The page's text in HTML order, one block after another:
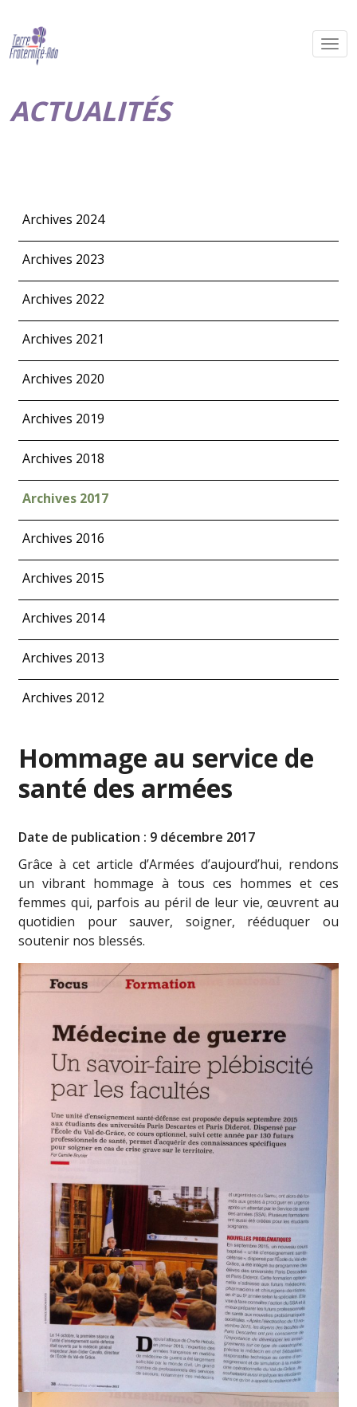
ACTUALITÉS
Archives 2024
Archives 2023
Archives 2022
Archives 2021
Archives 2020
Archives 2019
Archives 2018
Archives 2017
Archives 2016
Archives 2015
Archives 2014
Archives 2013
Archives 2012
Hommage au service de
santé des armées
Date de publication : 9 décembre 2017
Grâce à cet article d’Armées d’aujourd’hui, rendons
un vibrant hommage à tous ces hommes et ces
femmes qui, parfois au péril de leur vie, œuvrent au
quotidien pour sauver, soigner, rééduquer ou
soutenir nos blessés.